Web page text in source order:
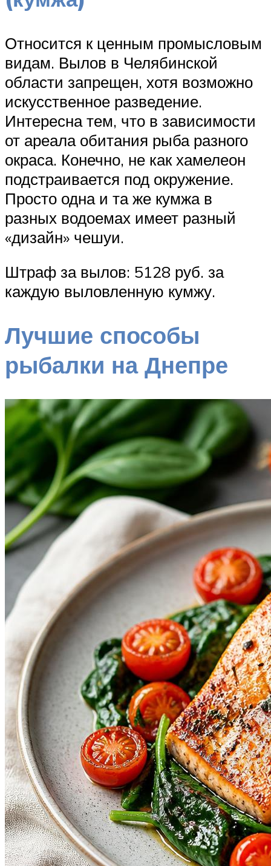
Относится к ценным промысловым
видам. Вылов в Челябинской
области запрещен, хотя возможно
искусственное разведение.
Интересна тем, что в зависимости
от ареала обитания рыба разного
окраса. Конечно, не как хамелеон
подстраивается под окружение.
Просто одна и та же кумжа в
разных водоемах имеет разный
«дизайн» чешуи.
Штраф за вылов: 5128 руб. за
каждую выловленную кумжу.
Лучшие способы
рыбалки на Днепре